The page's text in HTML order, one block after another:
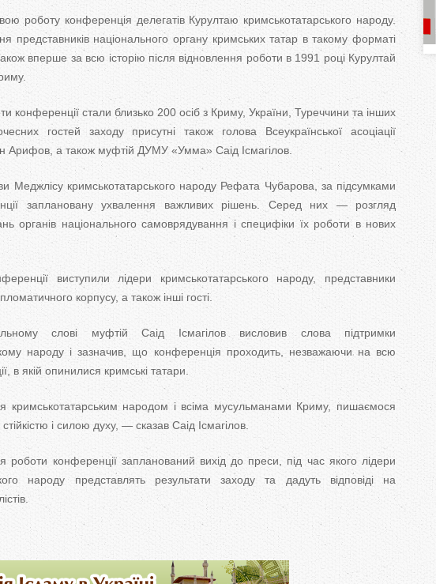
роботу конференція делегатів Курултаю кримськотатарського народу.
представників національного органу кримських татар в такому форматі
вперше за всю історію після відновлення роботи в 1991 році Курултай
конференції стали близько 200 осіб з Криму, України, Туреччини та інших
гостей заходу присутні також голова Всеукраїнської асоціації
Арифов, а також муфтій ДУМУ «Умма» Саід Ісмагілов.
Меджлісу кримськотатарського народу Рефата Чубарова, за підсумками
заплановану ухвалення важливих рішень. Серед них — розгляд
органів національного самоврядування і специфіки їх роботи в нових
виступили лідери кримськотатарського народу, представники
корпусу, а також інші гості.
слові муфтій Саід Ісмагілов висловив слова підтримки
народу і зазначив, що конференція проходить, незважаючи на всю
в якій опинилися кримські татари.
народом і всіма мусульманами Криму, пишаємося
і силою духу, — сказав Саід Ісмагілов.
роботи конференції запланований вихід до преси, під час якого лідери
народу представлять результати заходу та дадуть відповіді на
l
T
b
s